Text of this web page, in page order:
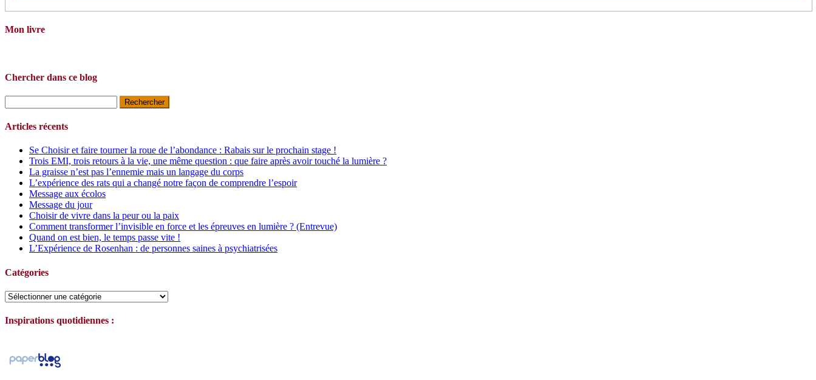
Mon livre
Chercher dans ce blog
Articles récents
Se Choisir et faire tourner la roue de l’abondance : Rabais sur le prochain stage !
Trois EMI, trois retours à la vie, une même question : que faire après avoir touché la lumière ?
La graisse n’est pas l’ennemie mais un langage du corps
L’expérience des rats qui a changé notre façon de comprendre l’espoir
Message aux écolos
Message du jour
Choisir de vivre dans la peur ou la paix
Comment transformer l’invisible en force et les épreuves en lumière ? (Entrevue)
Quand on est bien, le temps passe vite !
L’Expérience de Rosenhan : de personnes saines à psychiatrisées
Catégories
Catégories
Inspirations quotidiennes :